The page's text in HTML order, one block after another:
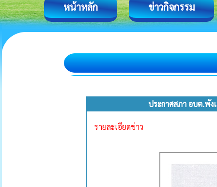
หน้าหลัก ข่าวกิจกรรม
ประกาศสภา อบต.พัง
รายละเอียดข่าว